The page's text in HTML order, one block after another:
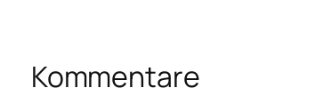
Kommentare